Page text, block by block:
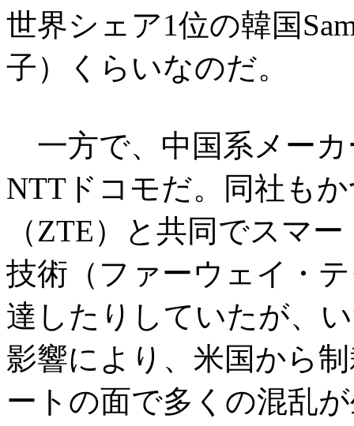
世界シェア1位の韓国
子）くらいなのだ。
一方で、中国系メー
NTTドコモだ。同社も
（ZTE）と共同でスマ
技術（ファーウェイ・
達したりしていたが、
影響により、米国から
ートの面で多くの混乱